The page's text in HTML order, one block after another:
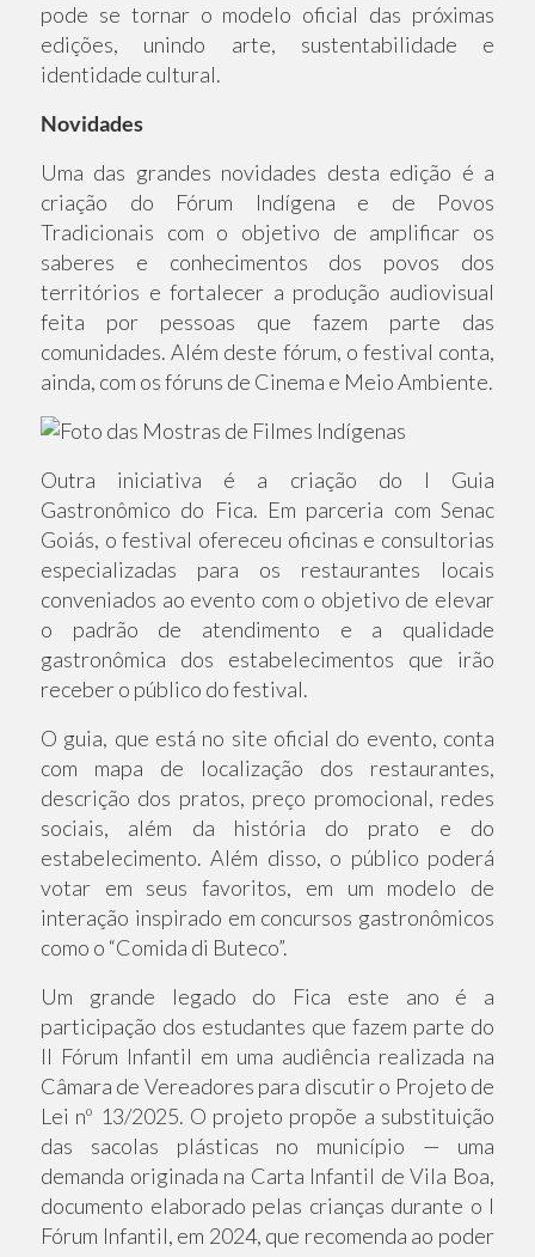
pode se tornar o modelo oficial das próximas
edições, unindo arte, sustentabilidade e
identidade cultural.
Novidades
Uma das grandes novidades desta edição é a
criação do Fórum Indígena e de Povos
Tradicionais com o objetivo de amplificar os
saberes e conhecimentos dos povos dos
territórios e fortalecer a produção audiovisual
feita por pessoas que fazem parte das
comunidades. Além deste fórum, o festival conta,
ainda, com os fóruns de Cinema e Meio Ambiente.
Outra iniciativa é a criação do I Guia
Gastronômico do Fica. Em parceria com Senac
Goiás, o festival ofereceu oficinas e consultorias
especializadas para os restaurantes locais
conveniados ao evento com o objetivo de elevar
o padrão de atendimento e a qualidade
gastronômica dos estabelecimentos que irão
receber o público do festival.
O guia, que está no site oficial do evento, conta
com mapa de localização dos restaurantes,
descrição dos pratos, preço promocional, redes
sociais, além da história do prato e do
estabelecimento. Além disso, o público poderá
votar em seus favoritos, em um modelo de
interação inspirado em concursos gastronômicos
como o “Comida di Buteco”.
Um grande legado do Fica este ano é a
participação dos estudantes que fazem parte do
II Fórum Infantil em uma audiência realizada na
Câmara de Vereadores para discutir o Projeto de
Lei nº 13/2025. O projeto propõe a substituição
das sacolas plásticas no município — uma
demanda originada na Carta Infantil de Vila Boa,
documento elaborado pelas crianças durante o I
Fórum Infantil, em 2024, que recomenda ao poder